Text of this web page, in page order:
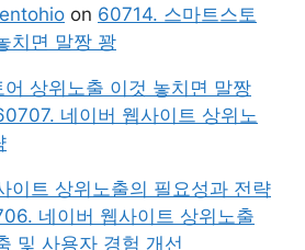
on 60714. 스마트스토
치면 말짱 꽝
상위노출 이것 놓치면 말짱
네이버 웹사이트 상위노
이트 상위노출의 필요성과 전략
네이버 웹사이트 상위노출
및 사용자 경험 개선